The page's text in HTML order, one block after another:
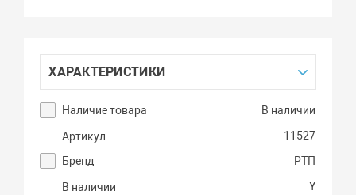
ХАРАКТЕРИСТИКИ
Наличие товара В наличии
Артикул
11527
Бренд
РТП
В наличии Y